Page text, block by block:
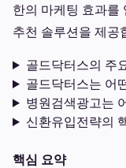
한의 마케팅 효과를
추천 솔루션을 제공
골드닥터스의 주
골드닥터스는 어
병원검색광고는
신환유입전략의
핵심 요약